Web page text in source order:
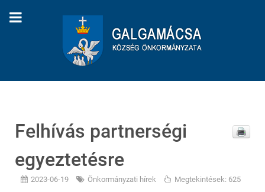
Felhívás partnerségi
egyeztetésre
2023-06-19 Önkormányzati hírek Megtekintések: 625